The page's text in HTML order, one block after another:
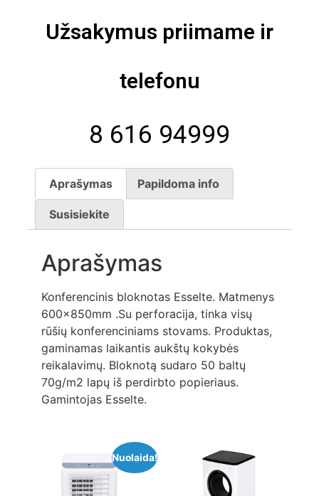
Užsakymus priimame ir
telefonu
8 616 94999
Aprašymas Papildoma info
Susisiekite
Aprašymas
Konferencinis bloknotas Esselte. Matmenys
600x850mm .Su perforacija, tinka visų
rūšių konferenciniams stovams. Produktas,
gaminamas laikantis aukštų kokybės
reikalavimų. Bloknotą sudaro 50 baltų
70g/m2 lapų iš perdirbto popieriaus.
Gamintojas Esselte.
Nuolaida!